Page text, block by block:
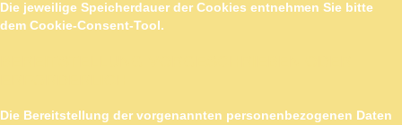
Die jeweilige Speicherdauer der Cookies entnehmen Sie bitte
dem Cookie-Consent-Tool.
Die Bereitstellung der vorgenannten personenbezogenen Daten